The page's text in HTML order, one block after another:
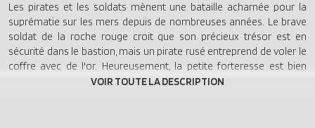
Les pirates et les soldats mènent une bataille acharnée pour la
suprématie sur les mers depuis de nombreuses années. Le brave
soldat de la roche rouge croit que son précieux trésor est en
sécurité dans le bastion, mais un pirate rusé entreprend de voler le
coffre avec de l'or. Heureusement, la petite forteresse est bien
sécurisée avec une grille amovible et un canon à balles. Le pirate